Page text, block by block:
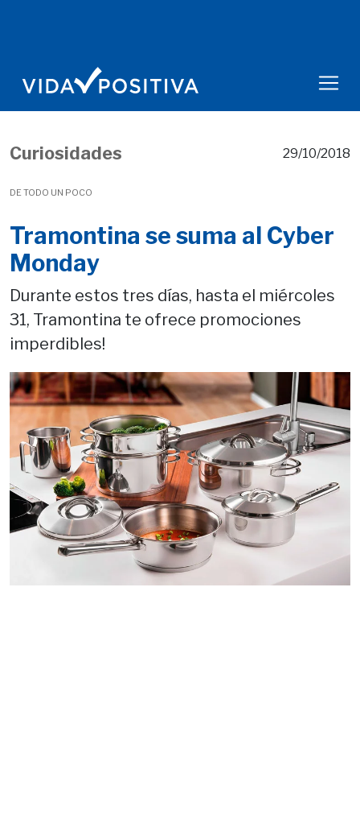
Curiosidades
DE TODO UN POCO
29/10/2018
Tramontina se suma al Cyber
Monday
Durante estos tres días, hasta el miércoles
31, Tramontina te ofrece promociones
imperdibles!